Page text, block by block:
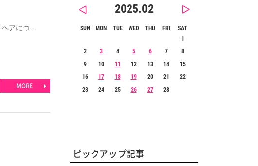
アにつ…
MORE
2025.02
SUN MON TUE WED THU FRI
SAT
1
2
3 4 5 6 7
8
9
10 11 12 13 14
15
16
17 18 19 20 21
22
23
24 25 26 27 28
ピックアップ記事